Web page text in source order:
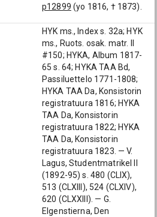
p12899 (yo 1816, † 1873).
HYK ms., Index s. 32a; HYK
ms., Ruots. osak. matr. II
#150; HYKA, Album 1817-
65 s. 64; HYKA TAA Bd,
Passiluettelo 1771-1808;
HYKA TAA Da, Konsistorin
registratuura 1816; HYKA
TAA Da, Konsistorin
registratuura 1822; HYKA
TAA Da, Konsistorin
registratuura 1823. — V.
Lagus, Studentmatrikel II
(1892-95) s. 480 (CLIX),
513 (CLXIII), 524 (CLXIV),
620 (CLXXIII). — G.
Elgenstierna, Den